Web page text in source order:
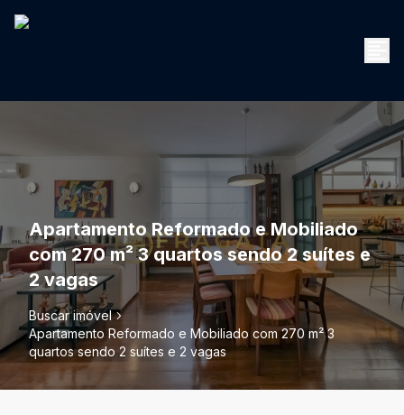
Apartamento Reformado e Mobiliado
com 270 m² 3 quartos sendo 2 suítes e
2 vagas
Buscar imóvel
Apartamento Reformado e Mobiliado com 270 m² 3
quartos sendo 2 suítes e 2 vagas